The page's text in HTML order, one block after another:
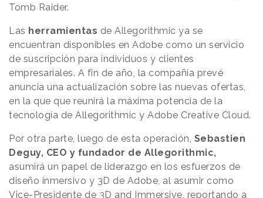
Tomb Raider.
Las herramientas de Allegorithmic ya se
encuentran disponibles en Adobe como un servicio
de suscripción para individuos y clientes
empresariales. A fin de año, la compañía prevé
anuncia una actualización sobre las nuevas ofertas,
en la que que reunirá la máxima potencia de la
tecnología de Allegorithmic y Adobe Creative Cloud.
Por otra parte, luego de esta operación, Sebastien
Deguy, CEO y fundador de Allegorithmic,
asumirá un papel de liderazgo en los esfuerzos de
diseño inmersivo y 3D de Adobe, al asumir como
Vice-Presidente de 3D and Immersive, reportando a